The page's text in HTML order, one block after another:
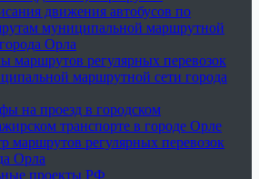
движения автобусов по
муниципальной маршрутной
Орла
маршрутов регулярных перевозок
маршрутной сети города
на проезд в городском
транспорте в городе Орле
маршрутов регулярных перевозок
Орла
проекты РФ